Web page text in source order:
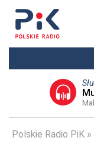
Polskie Radio PiK